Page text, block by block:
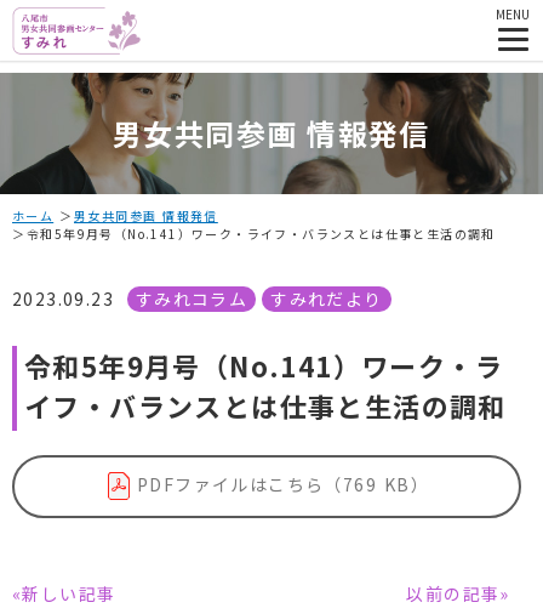
MENU
男女共同参画 情報発信
ホーム
男女共同参画 情報発信
令和5年9月号（No.141）ワーク・ライフ・バランスとは仕事と生活の調和
2023.09.23 すみれコラム すみれだより
令和5年9月号（No.141）ワーク・ラ
イフ・バランスとは仕事と生活の調和
PDFファイルはこちら（769 KB）
«新しい記事 以前の記事»